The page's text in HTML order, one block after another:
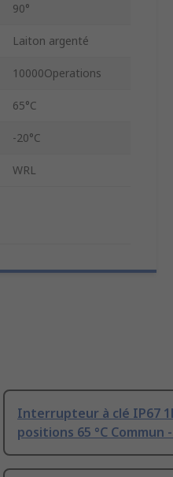
90°
Laiton argenté
10000Operations
65°C
-20°C
WRL
Interrupteur à clé IP67
positions 65 °C Commun -